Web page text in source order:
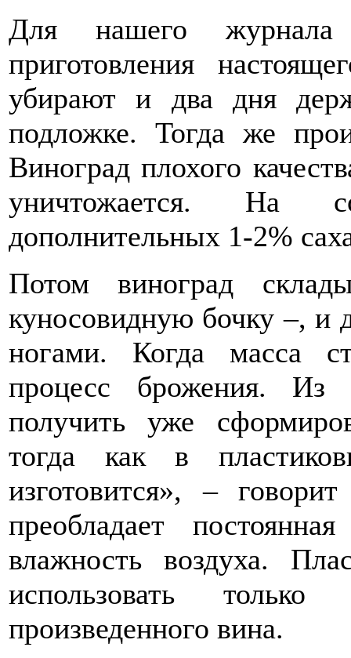
Для нашего
приготовления
убирают и два дня
подложке. Тогда же
Виноград плохого
уничтожается. На
дополнительных 1-2%
Потом виноград
куносовидную бочку –, и
ногами. Когда масса
процесс брожения. Из
получить уже
тогда как в
изготовится», –
преобладает
влажность воздуха.
использовать
произведенного вина.